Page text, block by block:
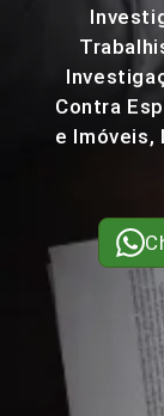
Contra
e Imóveis,